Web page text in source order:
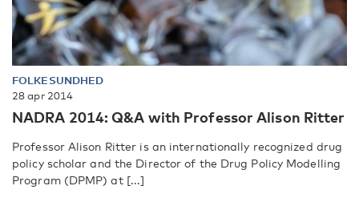
FOLKESUNDHED
28 apr 2014
NADRA 2014: Q&A with Professor Alison Ritter
Professor Alison Ritter is an internationally recognized drug
policy scholar and the Director of the Drug Policy Modelling
Program (DPMP) at [...]